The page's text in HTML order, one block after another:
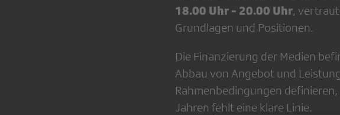
18.00 Uhr - 20.00 Uhr,
Grundlagen und Positionen.
Die Finanzierung der Medien
Abbau von Angebot und
Rahmenbedingungen
Jahren fehlt eine klare Linie.